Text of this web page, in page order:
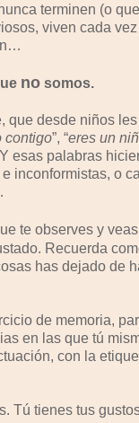
terminen (o
viven cada
no somos.
que desde niños les
contigo”, “eres un
esas palabras
inconformistas, o
te observes y
Recuerda
has dejado de
de memoria,
en las que tú
con la
Tú tienes tus